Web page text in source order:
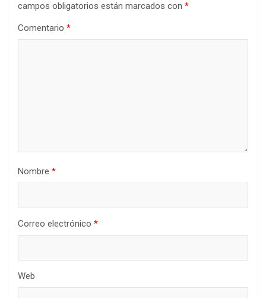
campos obligatorios están marcados con *
Comentario *
Nombre *
Correo electrónico *
Web